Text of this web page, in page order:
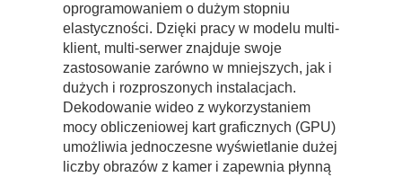
oprogramowaniem o dużym stopniu
elastyczności. Dzięki pracy w modelu multi-
klient, multi-serwer znajduje swoje
zastosowanie zarówno w mniejszych, jak i
dużych i rozproszonych instalacjach.
Dekodowanie wideo z wykorzystaniem
mocy obliczeniowej kart graficznych (GPU)
umożliwia jednoczesne wyświetlanie dużej
liczby obrazów z kamer i zapewnia płynną